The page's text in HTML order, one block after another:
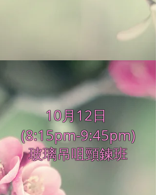
10月12日
(8:15pm-9:45pm)
玻璃吊咀頸鍊班